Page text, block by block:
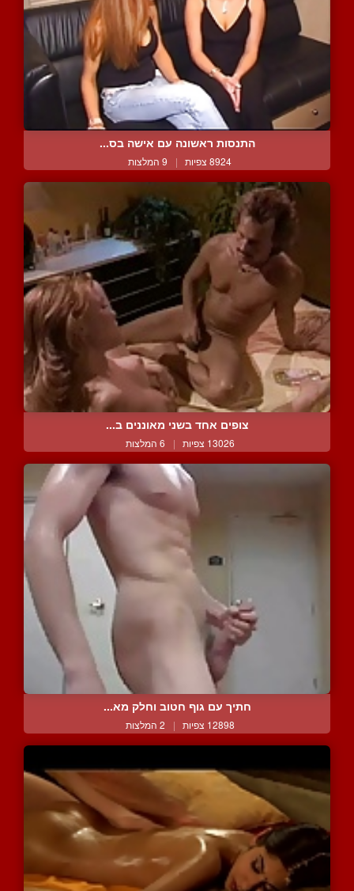
התנסות ראשונה עם אישה בס...
8924 צפיות | 9 המלצות
צופים אחד בשני מאוננים ב...
13026 צפיות | 6 המלצות
חתיך עם גוף חטוב וחלק מא...
12898 צפיות | 2 המלצות